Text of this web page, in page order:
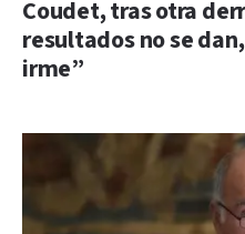
Coudet, tras otra
resultados no se
irme”